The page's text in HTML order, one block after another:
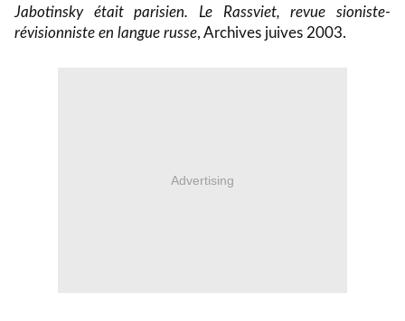
Jabotinsky était parisien. Le Rassviet, revue sioniste-
révisionniste en langue russe, Archives juives 2003.
Advertising